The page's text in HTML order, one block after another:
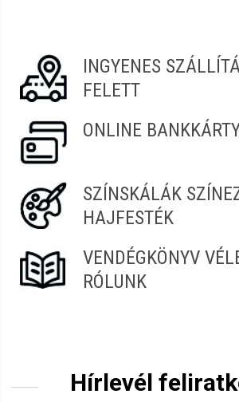
INGYENES
FELETT
ONLINE
SZÍNSKÁLÁK
HAJFESTÉK
VENDÉGKÖNYV
RÓLUNK
Hírlevél